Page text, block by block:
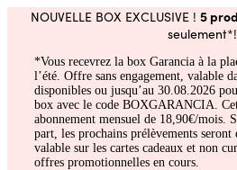
NOUVELLE BOX EXCLUSIVE ! 5
seulement*!
*Vous recevrez la box Garancia à la
l’été. Offre sans engagement, valable
disponibles ou jusqu’au 30.08.2026
box avec le code BOXGARANCIA.
abonnement mensuel de 18,90€/mois.
part, les prochains prélèvements
valable sur les cartes cadeaux et non
offres promotionnelles en cours.